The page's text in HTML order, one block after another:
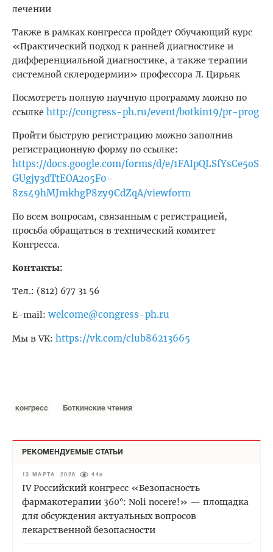
лечении
Также в рамках конгресса пройдет Обучающий курс
«Практический подход к ранней диагностике и
дифференциальной диагностике, а также терапии
системной склеродермии» профессора Л. Цирьяк
Посмотреть полную научную программу можно по
ссылке http://congress-ph.ru/event/botkin19/pr-prog
Пройти быструю регистрацию можно заполнив
регистрационную форму по ссылке:
https://docs.google.com/forms/d/e/1FAIpQLSfYsCe5oS
GUgjy3dTtEOA2o5F0-
8zs49hMJmkhgP8zy9CdZqA/viewform
По всем вопросам, связанным с регистрацией,
просьба обращаться в технический комитет
Конгресса.
Контакты:
Тел.: (812) 677 31 56
E-mail: welcome@congress-ph.ru
Мы в VK: https://vk.com/club86213665
конгресс Боткинские чтения
РЕКОМЕНДУЕМЫЕ СТАТЬИ
13 МАРТА 2026 448
IV Российский конгресс «Безопасность
фармакотерапии 360°: Noli nocere!» — площадка
для обсуждения актуальных вопросов
лекарственной безопасности